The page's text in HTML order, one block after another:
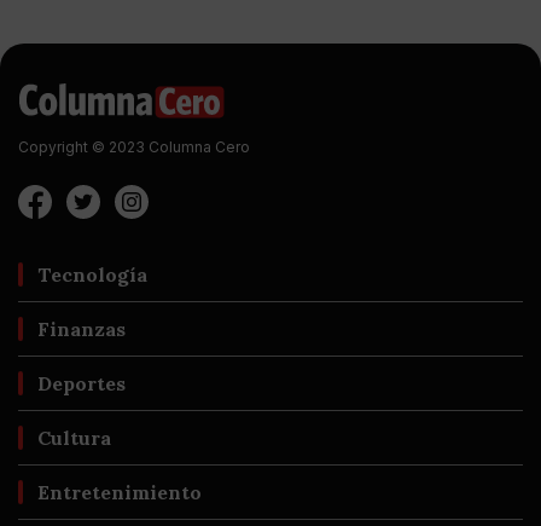
Copyright © 2023 Columna Cero
Tecnología
Finanzas
Deportes
Cultura
Entretenimiento